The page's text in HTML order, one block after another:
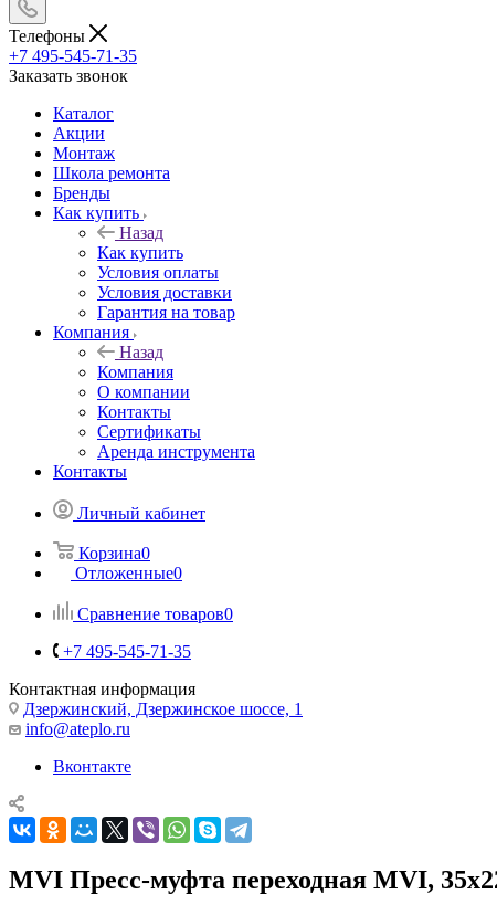
Телефоны
+7 495-545-71-35
Заказать звонок
Каталог
Акции
Монтаж
Школа ремонта
Бренды
Как купить
Назад
Как купить
Условия оплаты
Условия доставки
Гарантия на товар
Компания
Назад
Компания
О компании
Контакты
Сертификаты
Аренда инструмента
Контакты
Личный кабинет
Корзина0
Отложенные0
Сравнение товаров0
+7 495-545-71-35
Контактная информация
Дзержинский, Дзержинское шоссе, 1
info@ateplo.ru
Вконтакте
MVI Пресс-муфта переходная MVI,